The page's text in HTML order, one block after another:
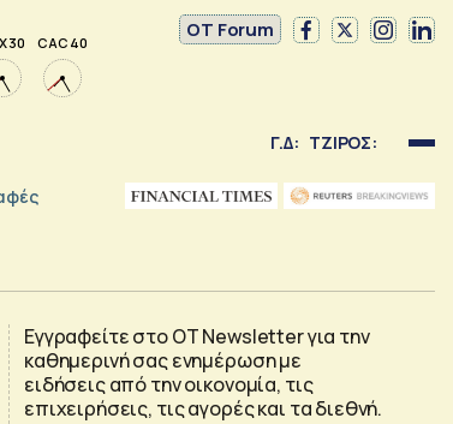
30 CAC 40
OT Forum
Γ.Δ: ΤΖΙΡΟΣ:
Εγγραφείτε στο OT Newsletter για την
καθημερινή σας ενημέρωση με
ειδήσεις από την οικονομία, τις
επιχειρήσεις, τις αγορές και τα διεθνή.